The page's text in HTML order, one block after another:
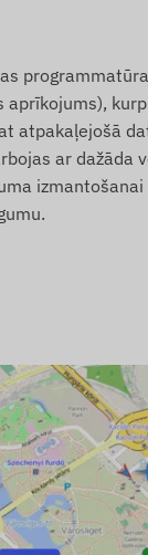
jutības GNSS
darbība,
no
4G LTE
aprīkojums),
atpakaļejošā
ar dažāda